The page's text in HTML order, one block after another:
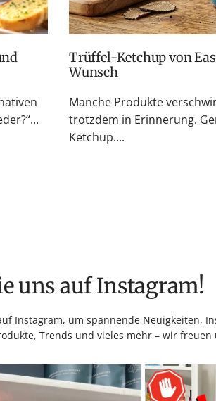
Trüffel-Ketchup von Easton Reed: Zurück auf vielfachen
Wunsch
Manche Produkte
trotzdem in Erinnerung.
Ketchup....
uns auf Instagram!
Instagram, um spannende Neuigkeiten,
Trends und vieles mehr – wir freuen